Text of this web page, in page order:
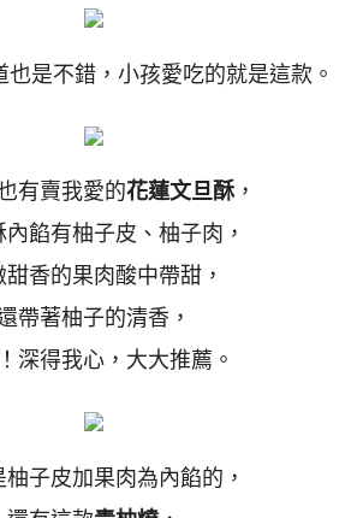
也是不錯，小孩愛吃的就是這款。
有賣我愛的花蓮文旦酥，
餡有柚子皮、柚子肉，
甜香的果肉酸中帶甜，
帶著柚子的清香，
深得我心，大大推薦。
柚子皮加果肉為內餡的，